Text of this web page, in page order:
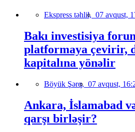
Ekspress təhlil, 07 avqust,
Bakı investisiya
platformaya çevirir,
kapitalına yönəlir
Böyük Şərq, 07 avqust,
Ankara, İslamabad
qarşı birləşir?